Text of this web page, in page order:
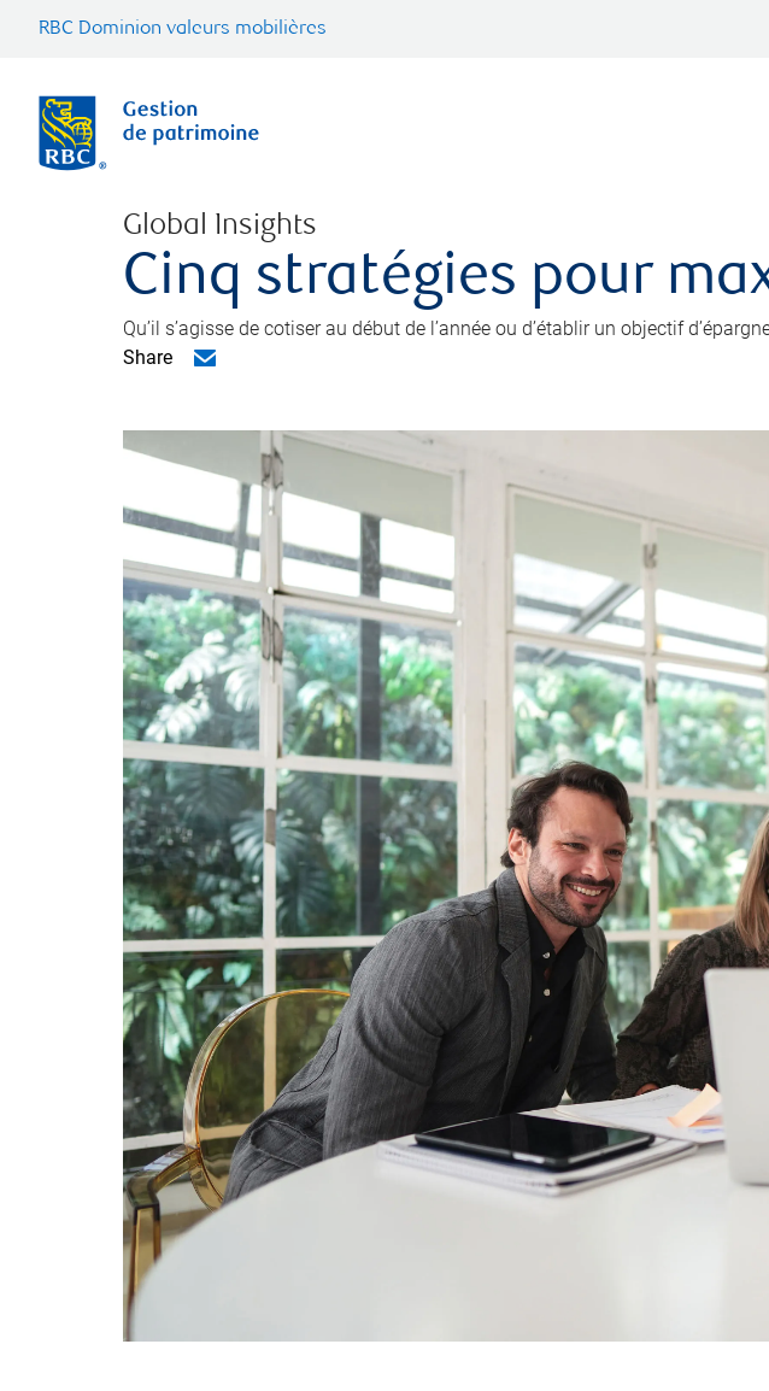
RBC Dominion valeurs mobilières
Global Insights
Cinq stratégies pour
Qu’il s’agisse de cotiser au début de l’année ou d’établir un objectif
Share